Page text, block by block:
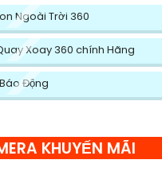
Ngoài Trời 360
Xoay 360 chính Hãng
Động
KHUYẾN MÃI